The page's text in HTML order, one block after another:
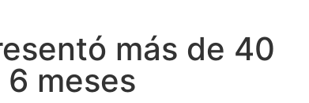
más de 40
meses